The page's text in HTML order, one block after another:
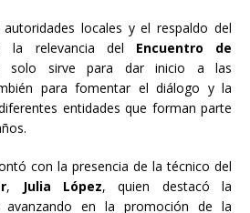
locales y el respaldo del
la relevancia del Encuentro de
sirve para dar inicio a las
para fomentar el diálogo y la
entidades que forman parte
con la presencia de la técnico del
, Julia López, quien destacó la
avanzando en la promoción de la